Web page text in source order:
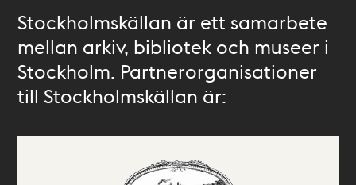
Stockholmskällan är ett samarbete
mellan arkiv, bibliotek och museer i
Stockholm. Partnerorganisationer
till Stockholmskällan är: